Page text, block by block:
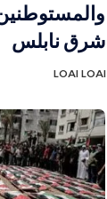
شرق نابلس
LOAI LOAI